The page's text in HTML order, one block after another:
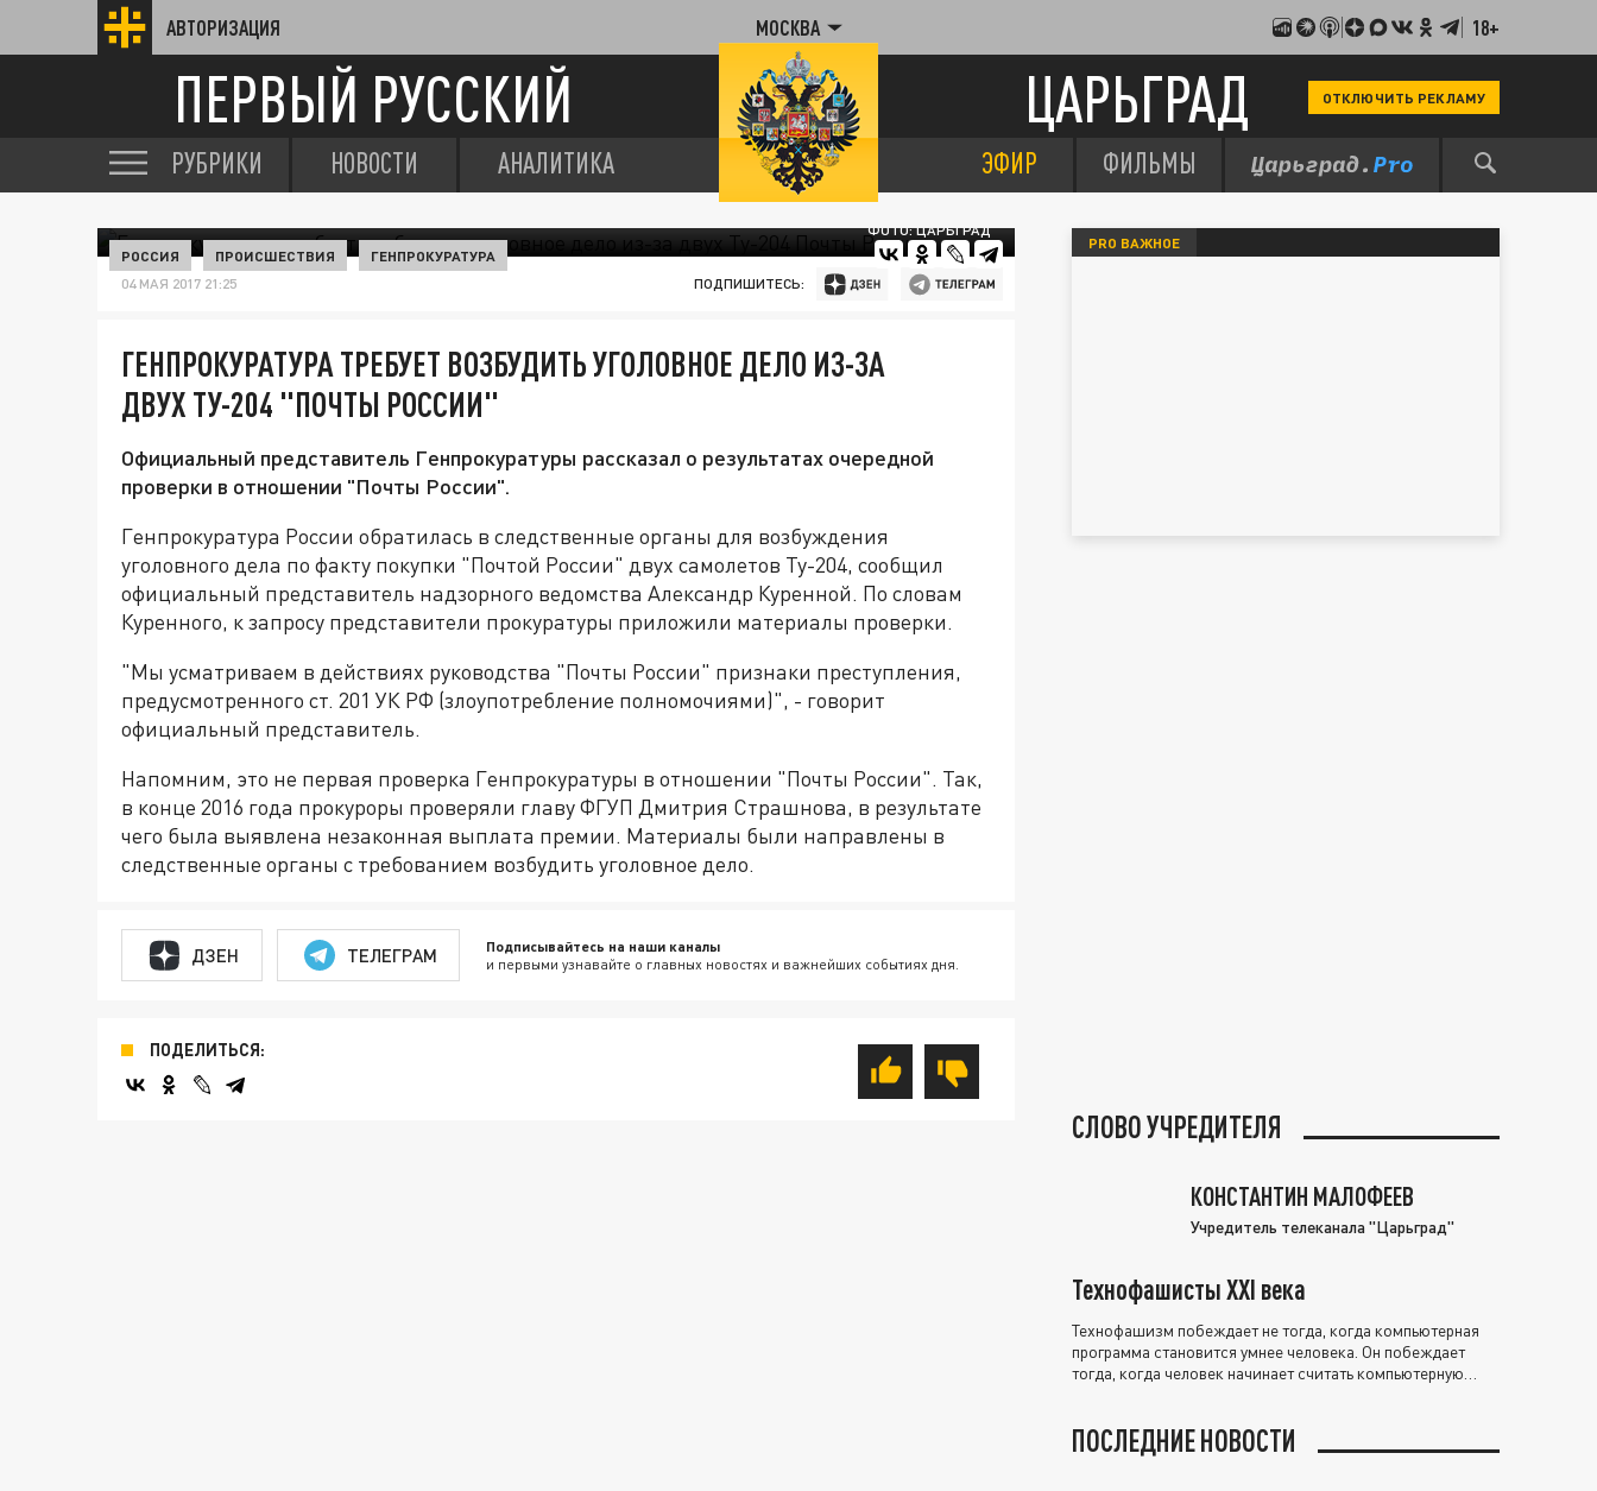
АВТОРИЗАЦИЯ МОСКВА 18+
ПЕРВЫЙ РУССКИЙ ЦАРЬГРАД ОТКЛЮЧИТЬ РЕКЛАМУ
РУБРИКИ НОВОСТИ АНАЛИТИКА ЭФИР ФИЛЬМЫ
ФОТО: ЦАРЬГРАД
РОССИЯ ПРОИСШЕСТВИЯ ГЕНПРОКУРАТУРА
04 МАЯ 2017 21:25 ПОДПИШИТЕСЬ:
ГЕНПРОКУРАТУРА ТРЕБУЕТ ВОЗБУДИТЬ УГОЛОВНОЕ ДЕЛО ИЗ-ЗА
ДВУХ ТУ-204 "ПОЧТЫ РОССИИ"
Официальный представитель Генпрокуратуры рассказал о результатах очередной
проверки в отношении "Почты России".
Генпрокуратура России обратилась в следственные органы для возбуждения
уголовного дела по факту покупки "Почтой России" двух самолетов Ту-204, сообщил
официальный представитель надзорного ведомства Александр Куренной. По словам
Куренного, к запросу представители прокуратуры приложили материалы проверки.
"Мы усматриваем в действиях руководства "Почты России" признаки преступления,
предусмотренного ст. 201 УК РФ (злоупотребление полномочиями)", - говорит
официальный представитель.
Напомним, это не первая проверка Генпрокуратуры в отношении "Почты России". Так,
в конце 2016 года прокуроры проверяли главу ФГУП Дмитрия Страшнова, в результате
чего была выявлена незаконная выплата премии. Материалы были направлены в
следственные органы с требованием возбудить уголовное дело.
ДЗЕН ТЕЛЕГРАМ Подписывайтесь на наши каналы
и первыми узнавайте о главных новостях и важнейших событиях дня.
ПОДЕЛИТЬСЯ:
PRO ВАЖНОЕ
СЛОВО УЧРЕДИТЕЛЯ
КОНСТАНТИН МАЛОФЕЕВ
Учредитель телеканала "Царьград"
Технофашисты XXI века
Технофашизм побеждает не тогда, когда компьютерная
программа становится умнее человека. Он побеждает
тогда, когда человек начинает считать компьютерную
ПОСЛЕДНИЕ НОВОСТИ